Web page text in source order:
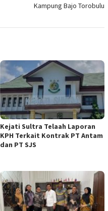
Kampung Bajo Torobulu
Kejati Sultra Telaah Laporan
KPH Terkait Kontrak PT Antam
dan PT SJS